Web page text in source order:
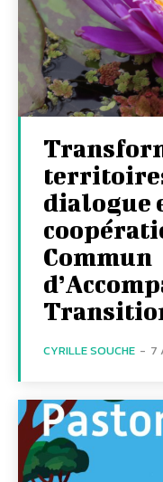
dialogue
Commun
CYRILLE SOUCHE - 7